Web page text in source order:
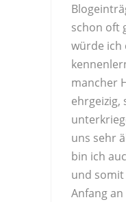
schon oft
würde ich
mancher
ehrgeizig,
uns sehr
bin ich
und
Anfang